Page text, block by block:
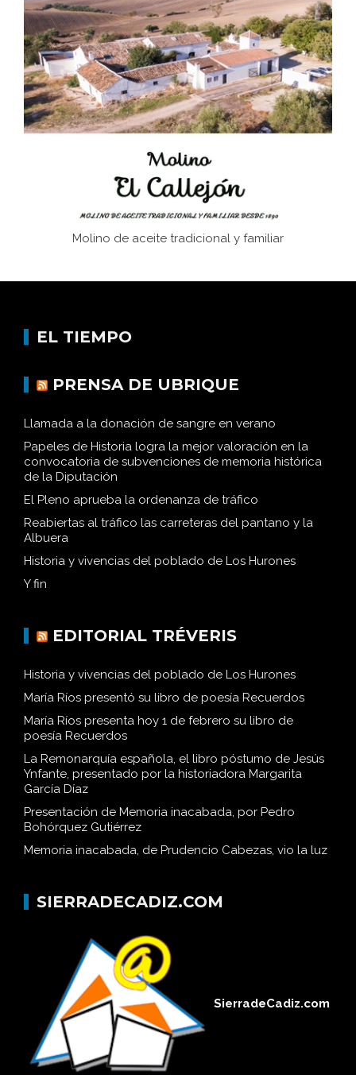
El Frente Popular. Ubrique, febrero-julio 1936
Juntar las letras. La alfabetización en el campo: del
afán de saber a la autogestión
Historia y vivencias del poblado de Los Hurones
Molino de aceite tradicional y familiar
EL TIEMPO
PRENSA DE UBRIQUE
Llamada a la donación de sangre en verano
Papeles de Historia logra la mejor valoración en la
convocatoria de subvenciones de memoria histórica
de la Diputación
El Pleno aprueba la ordenanza de tráfico
Reabiertas al tráfico las carreteras del pantano y la
Albuera
Historia y vivencias del poblado de Los Hurones
Y fin
EDITORIAL TRÉVERIS
Historia y vivencias del poblado de Los Hurones
María Ríos presentó su libro de poesía Recuerdos
María Ríos presenta hoy 1 de febrero su libro de
poesía Recuerdos
La Remonarquía española, el libro póstumo de Jesús
Ynfante, presentado por la historiadora Margarita
García Díaz
Presentación de Memoria inacabada, por Pedro
Bohórquez Gutiérrez
Memoria inacabada, de Prudencio Cabezas, vio la luz
SIERRADECADIZ.COM
SierradeCadiz.com